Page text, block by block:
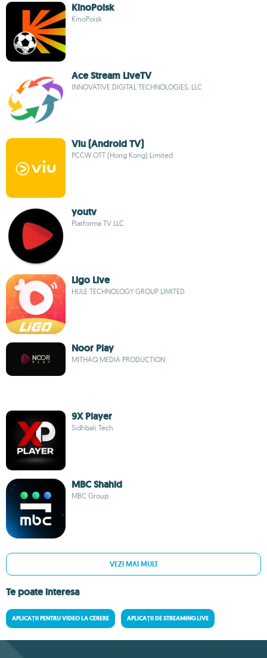
KinoPoisk
KinoPoisk
Ace Stream LiveTV
INNOVATIVE DIGITAL TECHNOLOGIES, LLC
Viu (Android TV)
PCCW OTT (Hong Kong) Limited
youtv
Platforma TV LLC
Ligo Live
HULE TECHNOLOGY GROUP LIMITED
Noor Play
MITHAQ MEDIA PRODUCTION
9X Player
Sidhbali Tech
MBC Shahid
MBC Group
VEZI MAI MULT
Te poate interesa
APLICAȚII PENTRU VIDEO LA CERERE APLICAȚII DE STREAMING LIVE